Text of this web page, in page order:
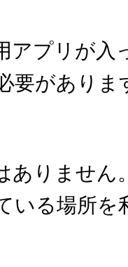
アプリが入
要がありま
ありません
いる場所を